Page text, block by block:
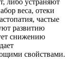
либо устраняют
веса, отеки
частые
развитию
снижению
свойствами.